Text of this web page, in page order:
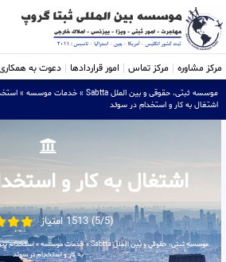
مرکز مشاوره مرکز تماس امور قراردادها دعوت به
موسسه ثبتی، حقوقی و بین الملل Sabtta » خدمات موسسه »
اشتغال به کار و استخدام در سوئد
اشتغال به کار و
(5/5) 1513 امتیاز
موسسه ثبتی، حقوقی و بین الملل Sabtta »خدمات موسسه»استخدام
به کار و استخدام در سوئد